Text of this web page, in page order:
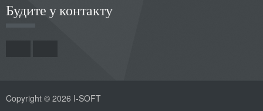
Будите у контакту
Copyright © 2026 I-SOFT